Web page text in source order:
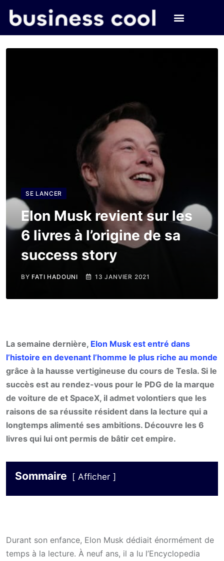
SE LANCER
Elon Musk revient sur les
6 livres à l’origine de sa
success story
BY FATI HADOUNI 13 JANVIER 2021
La semaine dernière, Elon Musk est entré dans
l’histoire en devenant l’homme le plus riche au monde
grâce à la hausse vertigineuse du cours de Tesla. Si le
succès est au rendez-vous pour le PDG de la marque
de voiture de et SpaceX, il admet volontiers que les
raisons de sa réussite résident dans la lecture qui a
longtemps alimenté ses ambitions. Découvre les 6
livres qui lui ont permis de bâtir cet empire.
Sommaire Afficher
Durant son enfance, Elon Musk dédiait énormément de
temps à la lecture. À neuf ans, il a lu l’Encyclopedia